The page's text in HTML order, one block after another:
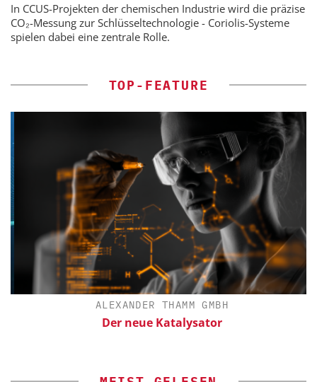
In CCUS-Projekten der chemischen Industrie wird die präzise
CO₂-Messung zur Schlüsseltechnologie - Coriolis-Systeme
spielen dabei eine zentrale Rolle.
TOP-FEATURE
ALEXANDER THAMM GMBH
Der neue Katalysator